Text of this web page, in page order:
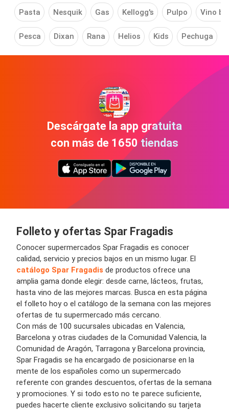
Pasta Nesquik Gas Kellogg's Pulpo Vino
Pesca Dixan Rana Helios Kids Pechuga
Descárgate la app gratuita
con más de 1650 tiendas
Folleto y ofertas Spar Fragadis
Conocer supermercados Spar Fragadis es conocer
calidad, servicio y precios bajos en un mismo lugar. El
catálogo Spar Fragadis de productos ofrece una
amplia gama donde elegir: desde carne, lácteos, frutas,
hasta vino de las mejores marcas. Busca en esta página
el folleto hoy o el catálogo de la semana con las mejores
ofertas de tu supermercado más cercano.
Con más de 100 sucursales ubicadas en Valencia,
Barcelona y otras ciudades de la Comunidad Valencia, la
Comunidad de Aragón, Tarragona y Barcelona provincia,
Spar Fragadis se ha encargado de posicionarse en la
mente de los españoles como un supermercado
referente con grandes descuentos, ofertas de la semana
y promociones. Y si todo esto no te parece suficiente,
puedes hacerte cliente exclusivo solicitando su tarjeta